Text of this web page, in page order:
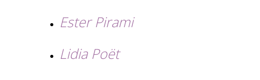
Ester Pirami
Lidia Poët